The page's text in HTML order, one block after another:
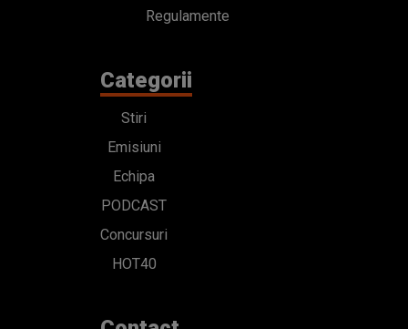
Regulamente
Categorii
Stiri
Emisiuni
Echipa
PODCAST
Concursuri
HOT40